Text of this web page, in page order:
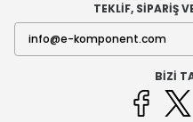
TEKLİF, SİPARİŞ
BIZI